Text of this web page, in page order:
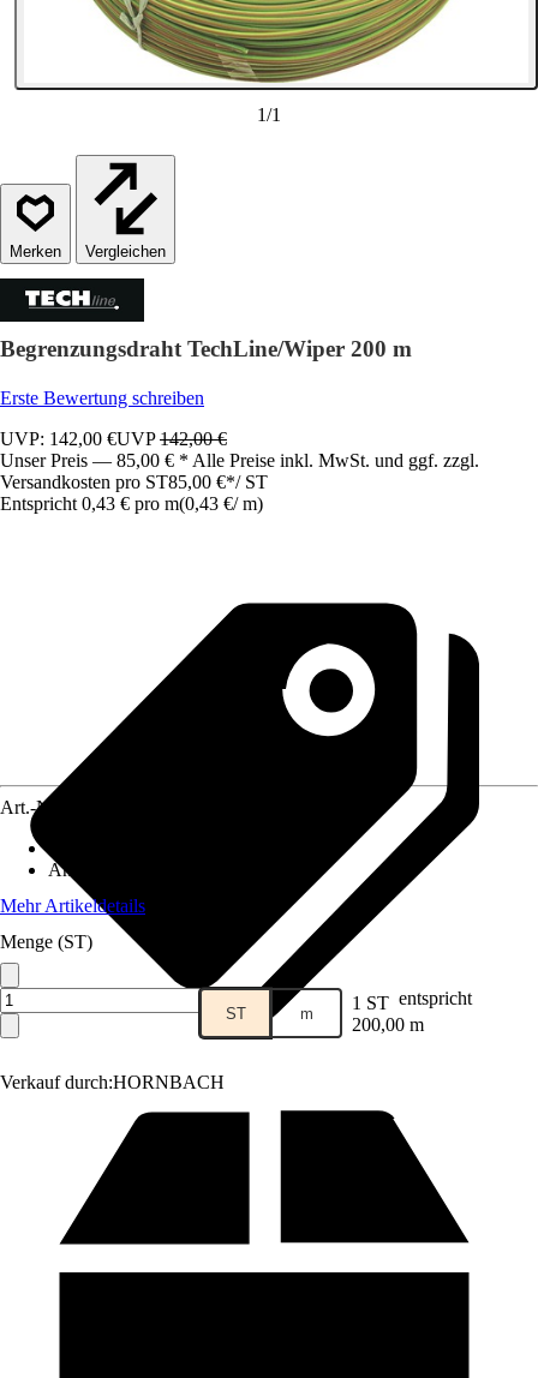
1/1
Vergleichen
Begrenzungsdraht TechLine/Wiper 200 m
Erste Bewertung schreiben
UVP: 142,00 €UVP142,00 €
Unser Preis — 85,00 € * Alle Preise inkl. MwSt. und ggf. zzgl.
Versandkosten pro ST85,00 €*/ ST
Entspricht 0,43 € pro m(0,43 €/ m)
Verkauf durch:HORNBACH
Art.-Nr.
Anwendungsbereich
Mehr Artikeldetails
Menge (ST)
ST m 1 ST entspricht
200,00 m